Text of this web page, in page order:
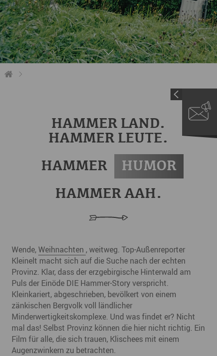
HAMMER LAND.
HAMMER LEUTE.
HAMMER
HUMOR
HAMMER AAH.
Wende,Weihnachten , weitweg. Top-Außenreporter
Kleinelt macht sich auf die Suche nach der echten
Provinz. Klar, dass der erzgebirgische Hinterwald am
Puls der Einöde DIE Hammer-Story verspricht.
Kleinkariert, abgeschrieben, bevölkert von einem
zänkischen Bergvolk voll ländlicher
Minderwertigkeitskomplexe. Und was findet er? Nicht
mal das! Selbst Provinz können die hier nicht richtig. Ein
Film für alle, die sich trauen, Klischees mit einem
Augenzwinkern zu betrachten.